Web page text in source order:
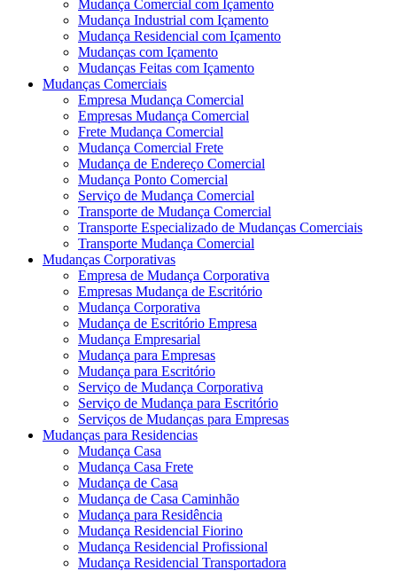
Mudança Comercial com Içamento
Mudança Industrial com Içamento
Mudança Residencial com Içamento
Mudanças com Içamento
Mudanças Feitas com Içamento
Mudanças Comerciais
Empresa Mudança Comercial
Empresas Mudança Comercial
Frete Mudança Comercial
Mudança Comercial Frete
Mudança de Endereço Comercial
Mudança Ponto Comercial
Serviço de Mudança Comercial
Transporte de Mudança Comercial
Transporte Especializado de Mudanças Comerciais
Transporte Mudança Comercial
Mudanças Corporativas
Empresa de Mudança Corporativa
Empresas Mudança de Escritório
Mudança Corporativa
Mudança de Escritório Empresa
Mudança Empresarial
Mudança para Empresas
Mudança para Escritório
Serviço de Mudança Corporativa
Serviço de Mudança para Escritório
Serviços de Mudanças para Empresas
Mudanças para Residencias
Mudança Casa
Mudança Casa Frete
Mudança de Casa
Mudança de Casa Caminhão
Mudança para Residência
Mudança Residencial Fiorino
Mudança Residencial Profissional
Mudança Residencial Transportadora